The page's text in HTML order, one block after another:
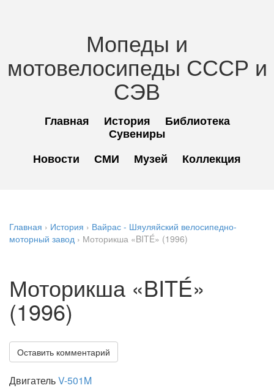
Мопеды и
мотовелосипеды СССР и
СЭВ
Главная История
Библиотека
Сувениры
Новости
СМИ Музей Коллекция
Главная › История › Вайрас - Шяуляйский велосипедно-
моторный завод › Моторикша «BITÉ» (1996)
Моторикша «BITÉ»
(1996)
Оставить комментарий
ДвигательV-501M